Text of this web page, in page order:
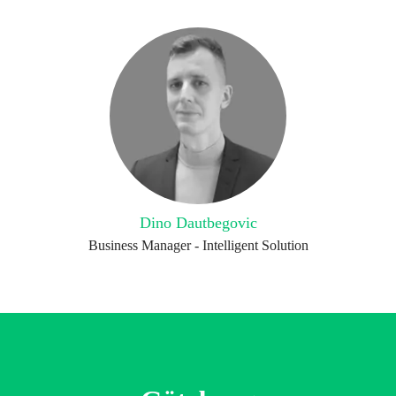
Dino Dautbegovic
Business Manager - Intelligent Solution